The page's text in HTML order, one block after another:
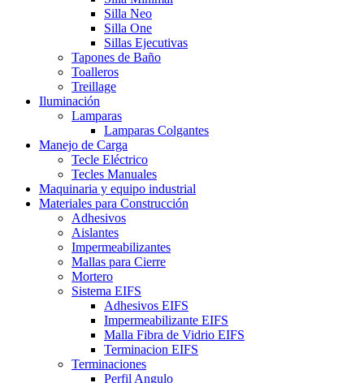
Silla Neo
Silla One
Sillas Ejecutivas
Tapones de Baño
Toalleros
Treillage
Iluminación
Lamparas
Lamparas Colgantes
Manejo de Carga
Tecle Eléctrico
Tecles Manuales
Maquinaria y equipo industrial
Materiales para Construcción
Adhesivos
Aislantes
Impermeabilizantes
Mallas para Cierre
Mortero
Sistema EIFS
Adhesivos EIFS
Impermeabilizante EIFS
Malla Fibra de Vidrio EIFS
Terminacion EIFS
Terminaciones
Perfil Angulo